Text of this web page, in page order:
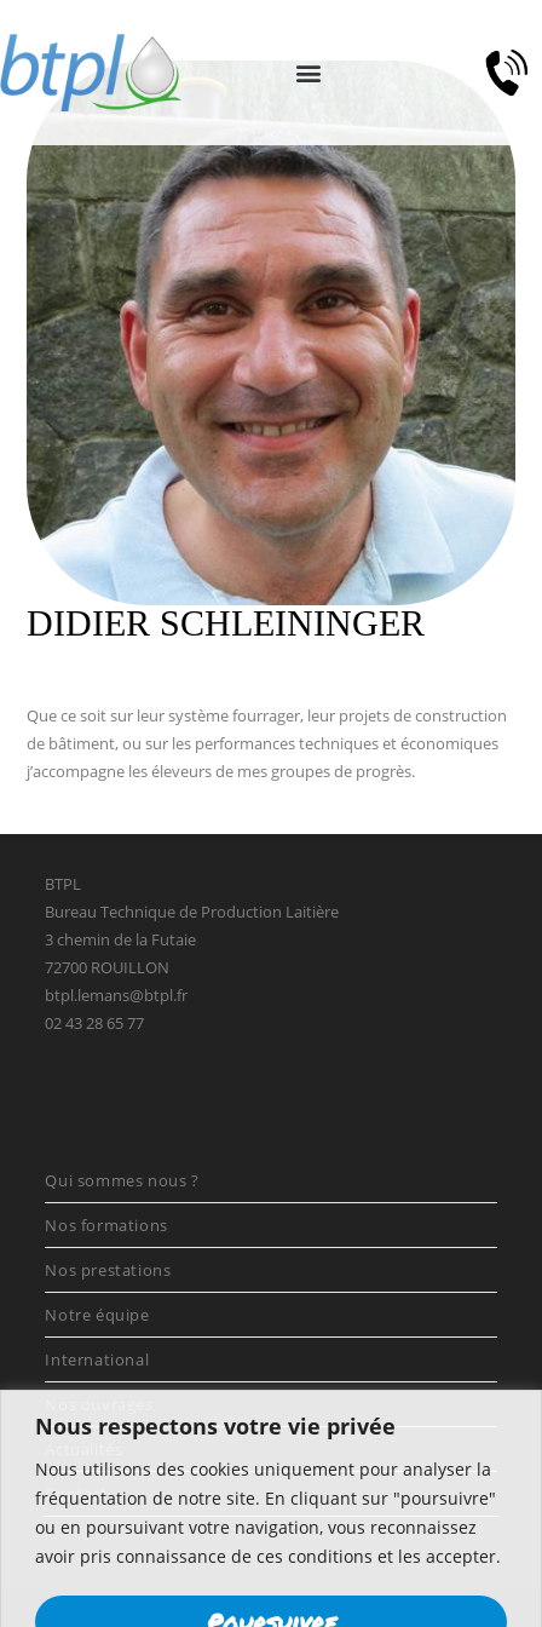
Nous respectons votre vie privée
Nous utilisons des cookies uniquement pour analyser la
fréquentation de notre site. En cliquant sur "poursuivre"
ou en poursuivant votre navigation, vous reconnaissez
avoir pris connaissance de ces conditions et les accepter.
DIDIER SCHLEININGER
Que ce soit sur leur système fourrager, leur projets de construction
de bâtiment, ou sur les performances techniques et économiques
j’accompagne les éleveurs de mes groupes de progrès.
BTPL
Bureau Technique de Production Laitière
3 chemin de la Futaie
72700 ROUILLON
btpl.lemans@btpl.fr
02 43 28 65 77
Qui sommes nous ?
Nos formations
Nos prestations
Notre équipe
International
Contact
Créé par Numeval